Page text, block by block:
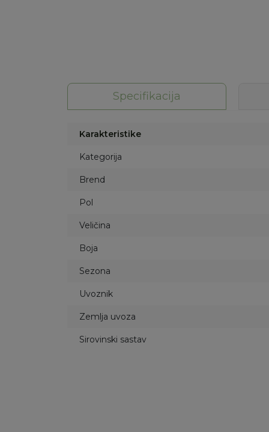
Specifikacija
Karakteristike
Kategorija
Brend
Pol
Veličina
Boja
Sezona
Uvoznik
Zemlja uvoza
Sirovinski sastav